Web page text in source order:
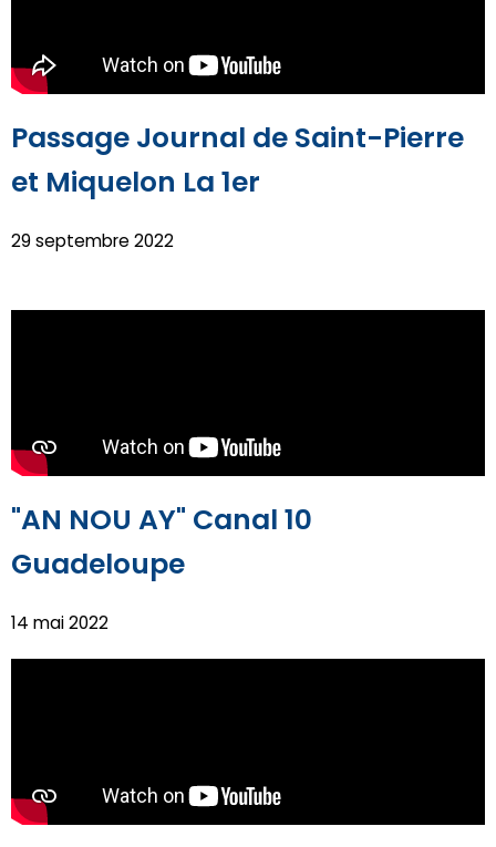
Passage Journal de Saint-Pierre
et Miquelon La 1er
29 septembre 2022
"AN NOU AY" Canal 10
Guadeloupe
14 mai 2022